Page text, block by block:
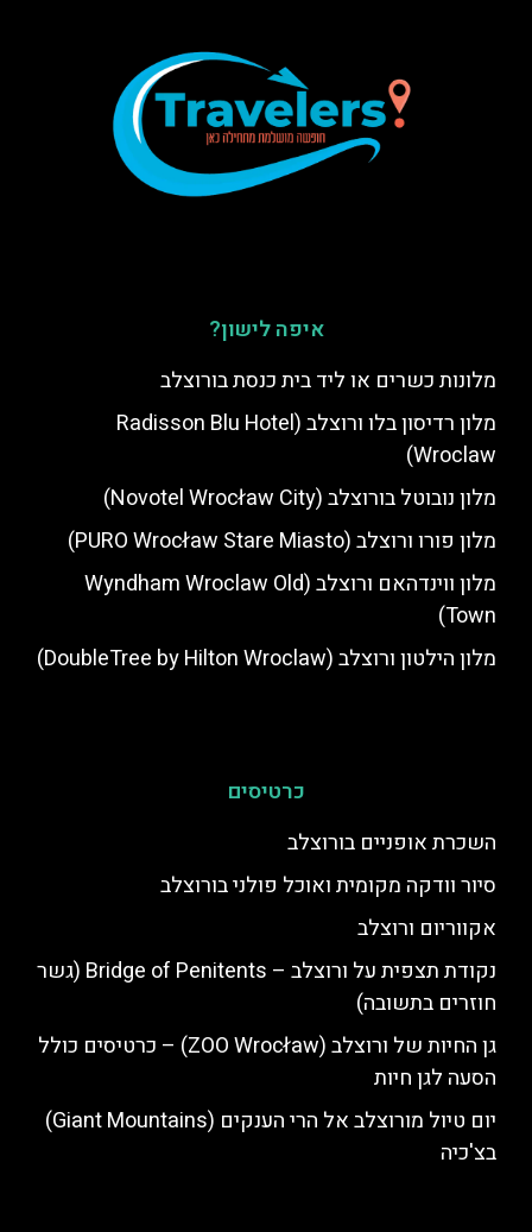
איפה לישון?
מלונות כשרים או ליד בית כנסת בורוצלב
מלון רדיסון בלו ורוצלב (Radisson Blu Hotel
Wroclaw)
מלון נובוטל בורוצלב (Novotel Wrocław City)
מלון פורו ורוצלב (PURO Wrocław Stare Miasto)
מלון ווינדהאם ורוצלב (Wyndham Wroclaw Old
Town)
מלון הילטון ורוצלב (DoubleTree by Hilton Wroclaw)
כרטיסים
השכרת אופניים בורוצלב
סיור וודקה מקומית ואוכל פולני בורוצלב
אקווריום ורוצלב
נקודת תצפית על ורוצלב – Bridge of Penitents (גשר
חוזרים בתשובה)
גן החיות של ורוצלב (ZOO Wrocław) – כרטיסים כולל
הסעה לגן חיות
יום טיול מורוצלב אל הרי הענקים (Giant Mountains)
בצ'כיה